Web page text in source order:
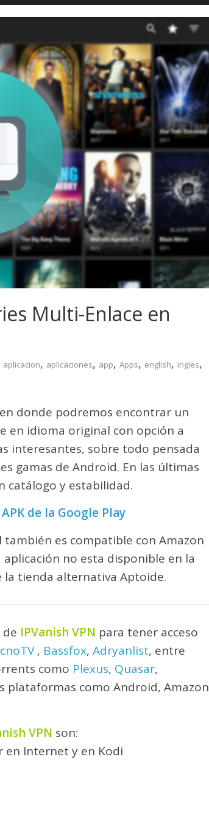
Multi-Enlace en
aplicacion, aplicaciones, app, Apps, english, ingles,
donde podremos encontrar un
en idioma original con opción a
interesantes, sobre todo pensada
gamas de Android. En las últimas
catálogo y estabilidad.
de la Google Play
también es compatible con Amazon
aplicación no esta disponible en la
la tienda alternativa Aptoide.
IPVanish VPN para tener acceso
, Bassfox, Adryanlist, entre
como Plexus, Quasar,
plataformas como Android, Amazon
VPN son:
en Internet y en Kodi